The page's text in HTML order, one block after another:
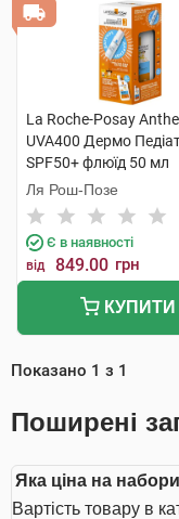
La Roche-Posay
UVA400 Дермо
SPF50+ флюїд 50 мл
+Термальна вода 50
набір
Ля Рош-Позе
Є в наявності
від 849.00 грн
КУПИТИ
Показано 1 з 1
Поширені
Яка ціна на
Вартість товару в